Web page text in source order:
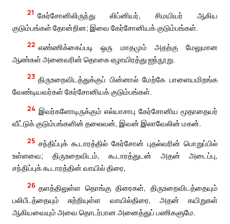
21 கேர்சோனிலிருந்து லிப்னியர், சிமயியர் ஆகிய
குடும்பங்கள் தோன்றின; இவை கேர்சோனியக் குடும்பங்கள்.
22 எண்ணிக்கைப்படி ஒரு மாதமும் அதற்கு மேலுமான
ஆண்கள் அனைவரின் தொகை ஏழாயிரத்து ஐந்நூறு.
23 திருஉறைவிடத்துக்குப் பின்னால் மேற்கே பாளையமிறங்க
வேண்டியவர்கள் கேர்சோனியக் குடும்பங்கள்.
24 இவர்களோடிருக்கும் எல்யாசாபு கேர்சோனிய மூதாதையர்
வீட்டுக் குடும்பங்களின் தலைவன், இவன் இலாவேலின் மகன்.
25 சந்திப்புக் கூடாரத்தில் கேர்சோன் புதல்வரின் பொறுப்பில்
உள்ளவை; திருஉறைவிடம், கூடாரத்துடன் அதன் அடைப்பு,
சந்திப்புக் கூடாரத்தின் வாயில் திரை,
26 தளத்திலுள்ள தொங்கு திரைகள், திருஉறைவிடத்தையும்
பலிபீடத்தையும் சுற்றியுள்ள வாயில்திரை, அதன் கயிறுகள்
ஆகியவையும் அவை தொடர்பான அனைத்துப் பணிகளுமே.